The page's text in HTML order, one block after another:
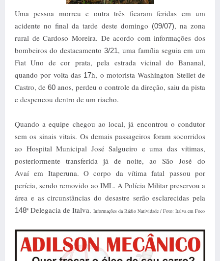
Uma pessoa morreu e outra três ficaram feridas em um
acidente no final da tarde deste domingo (09/07), na zona
rural de Cardoso Moreira. De acordo com informações dos
bombeiros do destacamento 3/21, uma família seguia em um
Fiat Uno de cor prata, pela estrada vicinal do Bananal,
quando por volta das 17h, o motorista Washington Stellet de
Castro, de 60 anos, perdeu o controle da direção, saiu da pista
e despencou dentro de um riacho.
Quando a equipe chegou ao local, já encontrou o condutor
sem os sinais vitais. Os demais passageiros foram socorridos
ao Hospital Municipal José Salgueiro e uma das vítimas,
posteriormente transferida já de noite, ao São José do
Avaíem Itaperuna. O corpo da vítima fatal passou por
perícia, sendo removido ao IML. A Polícia Militar preservou a
área e as circunstâncias do desastre serão esclarecidas pela
148ª Delegacia de Italva. Informações da Rádio Natividade / Foto: Italva em Foco